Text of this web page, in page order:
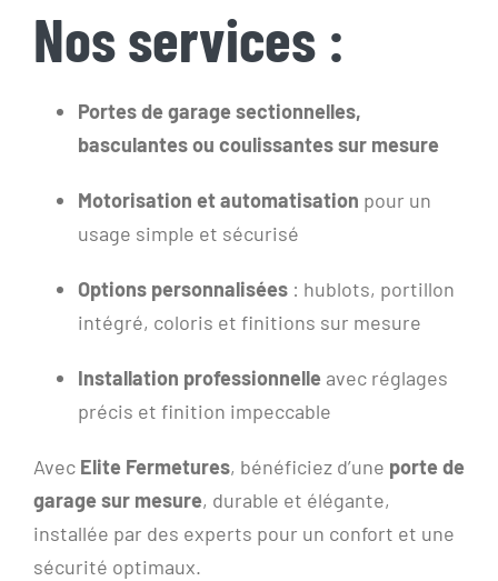
Nos services :
Portes de garage sectionnelles,
basculantes ou coulissantes sur mesure
Motorisation et automatisation pour un
usage simple et sécurisé
Options personnalisées: hublots, portillon
intégré, coloris et finitions sur mesure
Installation professionnelleavec réglages
précis et finition impeccable
Avec Elite Fermetures, bénéficiez d’une porte de
garage sur mesure, durable et élégante,
installée par des experts pour un confort et une
sécurité optimaux.